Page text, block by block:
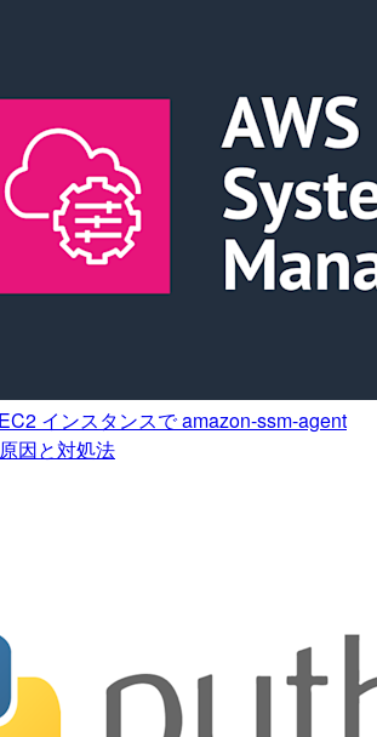
インスタンスで amazon-ssm-agent
因と対処法